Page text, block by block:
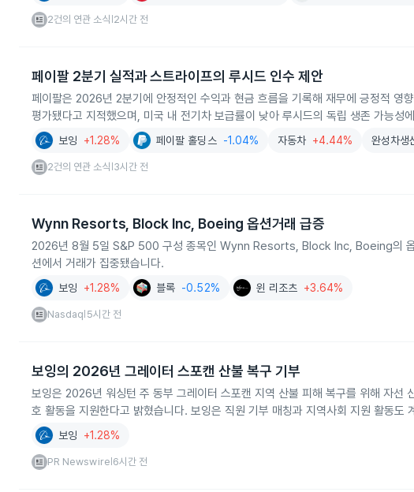
2건의 연관 소식 2시간 전
페이팔 2분기 실적과 스트라이프의 루시드 인수 제안
페이팔은 2026년 2분기에 안정적인 수익과 현금 흐름을 기록해 재무에 긍정적 영
평가됐다고 지적했으며, 미국 내 전기차 보급률이 낮아 루시드의 독립 생존 가능성
보잉 +1.28% 페이팔 홀딩스 -1.04% 자동차 +4.44% 완성차생
2건의 연관 소식 3시간 전
Wynn Resorts, Block Inc, Boeing 옵션거래 급증
2026년 8월 5일 S&P 500 구성 종목인 Wynn Resorts, Block Inc, Boeing의 옵
션에서 거래가 집중됐습니다.
보잉 +1.28% 블록 -0.52% 윈 리조츠 +3.64%
Nasdaq 5시간 전
보잉의 2026년 그레이터 스포캔 산불 복구 기부
보잉은 2026년 워싱턴 주 동부 그레이터 스포캔 지역 산불 피해 복구를 위해 자선
호 활동을 지원한다고 밝혔습니다. 보잉은 직원 기부 매칭과 지역사회 지원 활동도
보잉 +1.28%
PR Newswire 6시간 전